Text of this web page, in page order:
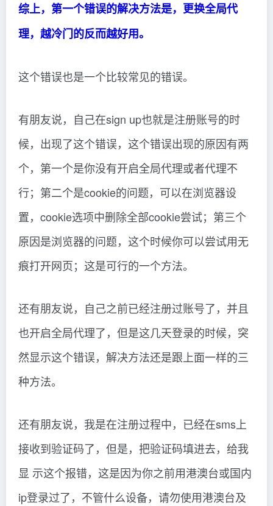
综上，第一个错误的解决方法是，更换全局代
理，越冷门的反而越好用。
这个错误也是一个比较常见的错误。
有朋友说，自己在sign up也就是注册账号的时
候，出现了这个错误，这个错误出现的原因有两
个，第一个是你没有开启全局代理或者代理不
行；第二个是cookie的问题，可以在浏览器设
置，cookie选项中删除全部cookie尝试；第三个
原因是浏览器的问题，这个时候你可以尝试用无
痕打开网页；这是可行的一个方法。
还有朋友说，自己之前已经注册过账号了，并且
也开启全局代理了，但是这几天登录的时候，突
然显示这个错误，解决方法还是跟上面一样的三
种方法。
还有朋友说，我是在注册过程中，已经在sms上
接收到验证码了，但是，把验证码填进去，给我
显 示这个报错，这是因为你之前用港澳台或国内
ip登录过了，不管什么设备，请勿使用港澳台及